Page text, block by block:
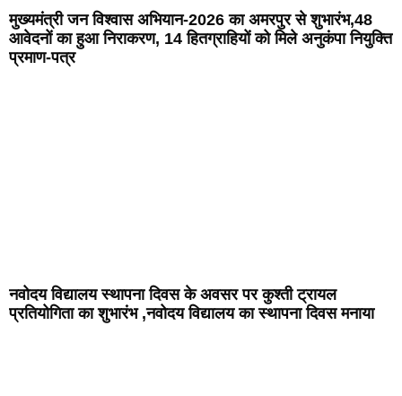
मुख्यमंत्री जन विश्वास अभियान-2026 का अमरपुर से शुभारंभ,48
आवेदनों का हुआ निराकरण, 14 हितग्राहियों को मिले अनुकंपा नियुक्ति
प्रमाण-पत्र
नवोदय विद्यालय स्थापना दिवस के अवसर पर कुश्ती ट्रायल
प्रतियोगिता का शुभारंभ ,नवोदय विद्यालय का स्थापना दिवस मनाया